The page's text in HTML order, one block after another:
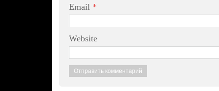
Email *
Website